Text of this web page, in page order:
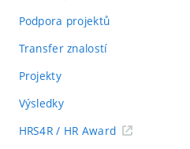
Podpora projektů
Transfer znalostí
Projekty
Výsledky
HRS4R / HR Award